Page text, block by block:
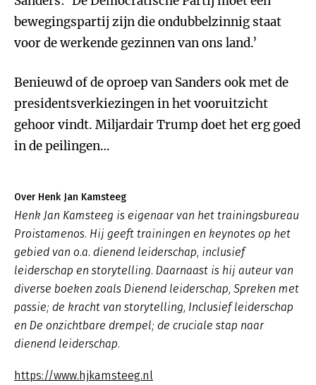
bewegingspartij zijn die ondubbelzinnig staat
voor de werkende gezinnen van ons land.’
Benieuwd of de oproep van Sanders ook met de
presidentsverkiezingen in het vooruitzicht
gehoor vindt. Miljardair Trump doet het erg goed
in de peilingen…
Over Henk Jan Kamsteeg
Henk Jan Kamsteeg is eigenaar van het trainingsbureau
Proistamenos. Hij geeft trainingen en keynotes op het
gebied van o.a. dienend leiderschap, inclusief
leiderschap en storytelling. Daarnaast is hij auteur van
diverse boeken zoals Dienend leiderschap, Spreken met
passie; de kracht van storytelling, Inclusief leiderschap
en De onzichtbare drempel; de cruciale stap naar
dienend leiderschap.
https://www.hjkamsteeg.nl